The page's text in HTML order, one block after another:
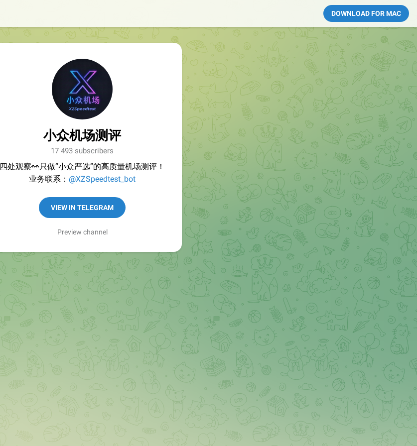
DOWNLOAD FOR MAC
小众机场测评
17 493 subscribers
四处观察👀只做“小众严选”的高质量机场测评！
业务联系： @XZSpeedtest_bot
VIEW IN TELEGRAM
Preview channel